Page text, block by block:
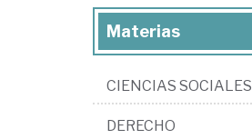
Materias
CIENCIAS SOCIALES
DERECHO